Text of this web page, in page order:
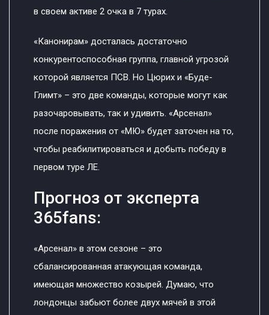
в своем активе 2 очка в 7 турах.
«Канонирам» досталась достаточно
конкурентоспособная группа, главной угрозой
которой является ПСВ. Но Цюрих и «Буде-
Глимт» – это две команды, которые могут как
разочаровывать, так и удивить. «Арсенал»
после поражения от «МЮ» будет заточен на то,
чтобы реабилитироваться и добыть победу в
первом туре ЛЕ.
Прогноз от эксперта
365fans:
«Арсенал» в этом сезоне – это
сбалансированная атакующая команда,
имеющая множество козырей. Думаю, что
лондонцы забьют более двух мячей в этой